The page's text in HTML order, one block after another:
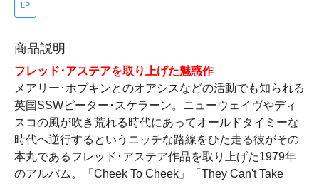
LP
商品説明
フレッド･アステアを取り上げた魅惑作
メアリー･ホプキンとのオアシスなどの活動でも知られる
英国SSWピーター･スケラーン。ニューウェイヴやディ
スコの風が吹き荒れる時代にあってオールドタイミーな
時代へ逆行するというニッチな路線をひた走る彼がその
本丸であるフレッド･アステア作品を取り上げた1979年
のアルバム。「Cheek To Cheek」「They Can't Take